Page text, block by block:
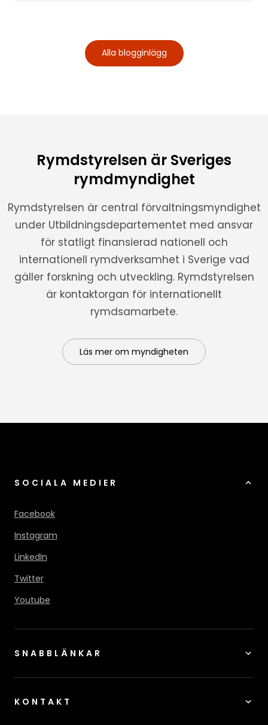
Alla blogginlägg
Rymdstyrelsen är Sveriges
rymdmyndighet
Rymdstyrelsen är central förvaltningsmyndighet
under Utbildningsdepartementet med ansvar
för statligt finansierad nationell och
internationell rymdverksamhet i Sverige vad
gäller forskning och utveckling. Rymdstyrelsen
är kontaktorgan för internationellt
rymdsamarbete.
Läs mer om myndigheten
SOCIALA MEDIER
Facebook
Instagram
LinkedIn
Twitter
Youtube
SNABBLÄNKAR
KONTAKT